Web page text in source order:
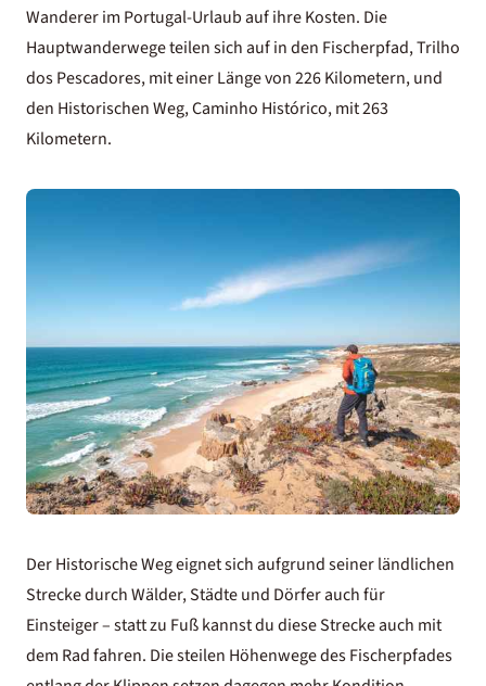
Wanderer im Portugal-Urlaubauf ihre Kosten. Die
Hauptwanderwege teilen sich auf in den Fischerpfad, Trilho
dos Pescadores, mit einer Länge von 226 Kilometern, und
den Historischen Weg, Caminho Histórico, mit 263
Kilometern.
Der Historische Weg eignet sich aufgrund seiner ländlichen
Strecke durch Wälder, Städte und Dörfer auch für
Einsteiger – statt zu Fuß kannst du diese Strecke auch mit
dem Rad fahren. Die steilen Höhenwege des Fischerpfades